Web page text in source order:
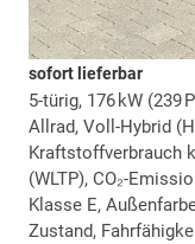
sofort lieferbar
5-türig, 176 kW (239
Allrad, Voll-Hybrid
Kraftstoffverbrauch
(WLTP), CO₂-
Klasse E,
Zustand,